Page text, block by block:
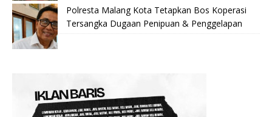
Polresta Malang Kota Tetapkan Bos Koperasi
Tersangka Dugaan Penipuan & Penggelapan